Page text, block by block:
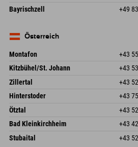
Deutschland
Frickenstraße 22
82490 Farchant
Bayrischzell +49
Deutschland
Österreich
Montafon +43
Dorfstr. 127b
6793 Gaschurn/Montafon
Österreich
Kitzbühel/St. Johann +43
Speckbacherstraße 87
6380 St. Johann in Tirol
Österreich
Zillertal +43
Schmiedau 2
Österreich
Hinterstoder +43
Freizeitpark 10
4573 Hinterstoder
Österreich
Ötztal +43
Gscheat 14
Österreich
Bad Kleinkirchheim +43
Dorfstraße 24
9546 Bad Kleinkirchheim
Stubaital +43